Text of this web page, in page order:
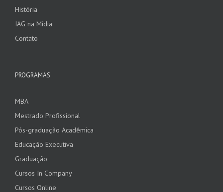
História
IAG na Mídia
Contato
PROGRAMAS
MBA
Mestrado Profissional
Pós-graduação Acadêmica
Educação Executiva
Graduação
Cursos In Company
Cursos Online